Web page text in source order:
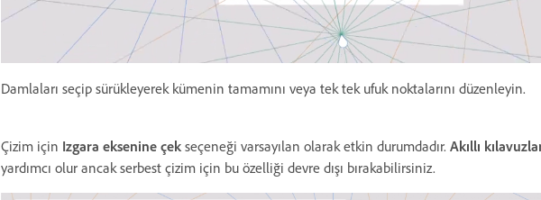
Damlaları seçip sürükleyerek kümenin tamamını veya tek tek ufuk noktalarını düzenleyin.
Çizim için Izgara eksenine çek seçeneği varsayılan olarak etkin durumdadır. Akıllı
yardımcı olur ancak serbest çizim için bu özelliği devre dışı bırakabilirsiniz.